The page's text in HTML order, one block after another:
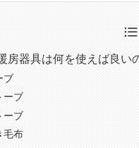
房器具は何を使えば良い
ブ
ーブ
ーブ
毛布